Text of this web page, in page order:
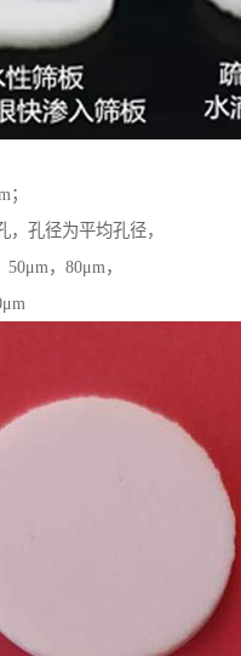
孔径为平均孔径，
，80μm，